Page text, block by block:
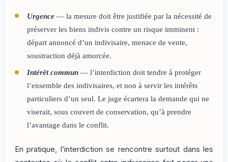
Urgence— la mesure doit être justifiée par la nécessité de
préserver les biens indivis contre un risque imminent :
départ annoncé d’un indivisaire, menace de vente,
soustraction déjà amorcée.
Intérêt commun— l’interdiction doit tendre à protéger
l’ensemble des indivisaires, et non à servir les intérêts
particuliers d’un seul. Le juge écartera la demande qui ne
viserait, sous couvert de conservation, qu’à prendre
l’avantage dans le conflit.
En pratique, l’interdiction se rencontre surtout dans les